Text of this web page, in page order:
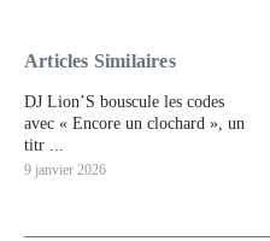
Articles Similaires
DJ Lion’S bouscule les codes
avec « Encore un clochard », un
titr ...
9 janvier 2026